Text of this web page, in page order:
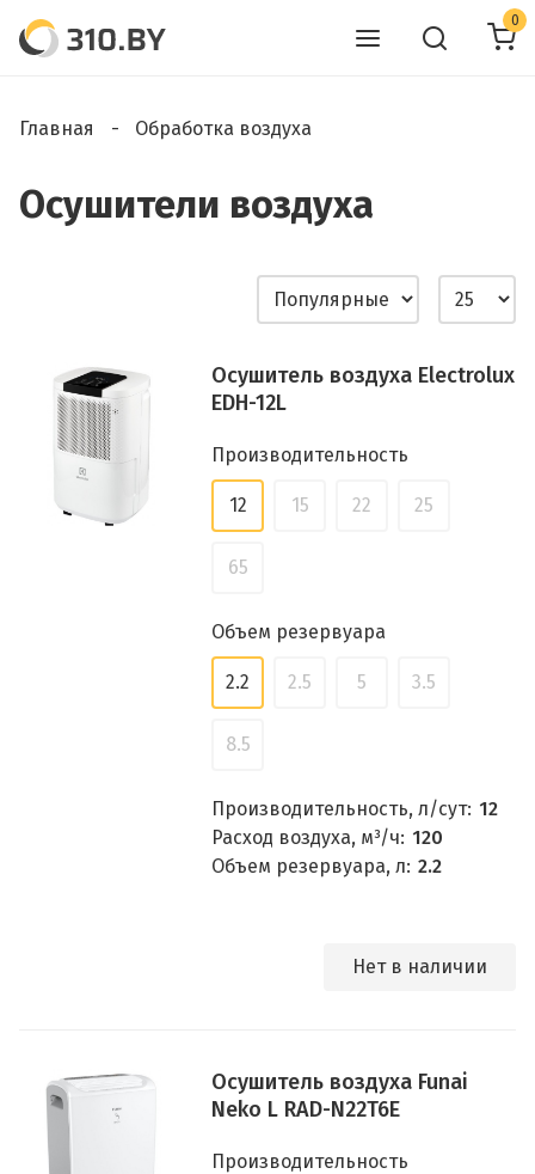
0
Главная Обработка воздуха
Осушители воздуха
Осушитель воздуха Electrolux
EDH-12L
Производительность
12 15 22 25
65
Объем резервуара
2.2 2.5 5 3.5
8.5
Производительность, л/сут: 12
Расход воздуха, м³/ч: 120
Объем резервуара, л: 2.2
Нет в наличии
Осушитель воздуха Funai
Neko L RAD-N22T6E
Производительность